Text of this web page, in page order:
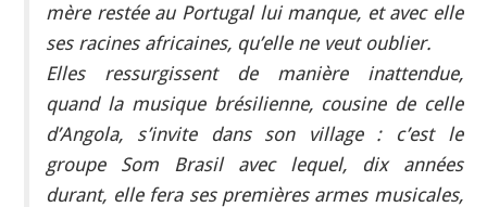
mère restée au Portugal lui manque, et avec elle
ses racines africaines, qu’elle ne veut oublier.
Elles ressurgissent de manière inattendue,
quand la musique brésilienne, cousine de celle
d’Angola, s’invite dans son village : c’est le
groupe Som Brasil avec lequel, dix années
durant, elle fera ses premières armes musicales,